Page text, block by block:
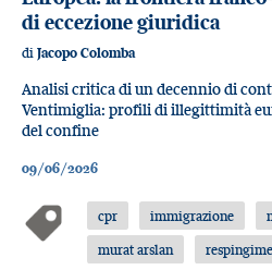
di eccezione giuridica
di Jacopo Colomba
Analisi critica di un decennio di
Ventimiglia: profili di illegittimità
del confine
09/06/2026
cpr immigrazione
murat arslan